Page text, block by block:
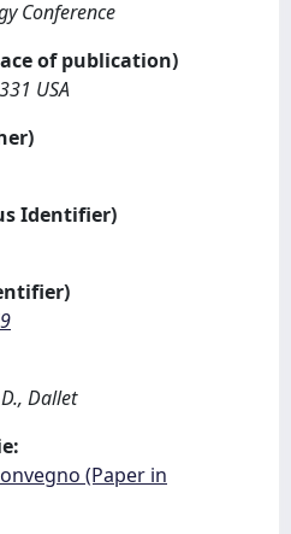
Conference
of publication)
USA
Identifier)
Dallet
(Paper in